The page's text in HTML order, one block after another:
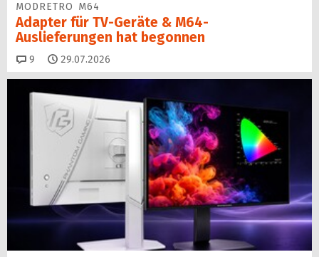
MODRETRO M64
Adapter für TV-Geräte & M64-
Auslieferungen hat begon­nen
9 Kommentare
29.07.2026